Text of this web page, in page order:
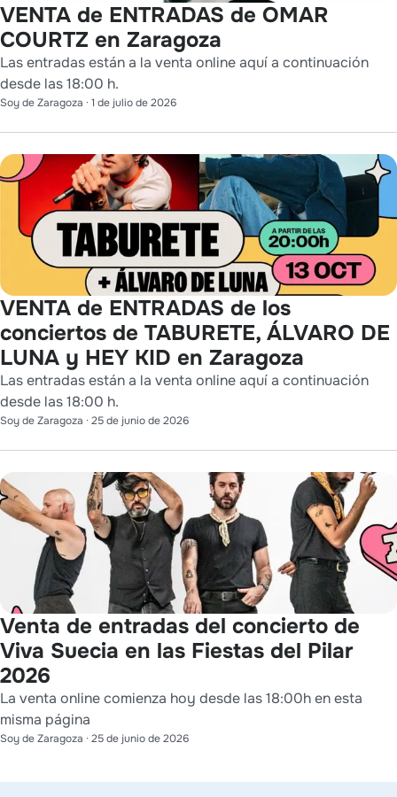
VENTA de ENTRADAS de OMAR
COURTZ en Zaragoza
Las entradas están a la venta online aquí a continuación
desde las 18:00 h.
Soy de Zaragoza · 1 de julio de 2026
VENTA de ENTRADAS de los
conciertos de TABURETE, ÁLVARO DE
LUNA y HEY KID en Zaragoza
Las entradas están a la venta online aquí a continuación
desde las 18:00 h.
Soy de Zaragoza · 25 de junio de 2026
Venta de entradas del concierto de
Viva Suecia en las Fiestas del Pilar
2026
La venta online comienza hoy desde las 18:00h en esta
misma página
Soy de Zaragoza · 25 de junio de 2026